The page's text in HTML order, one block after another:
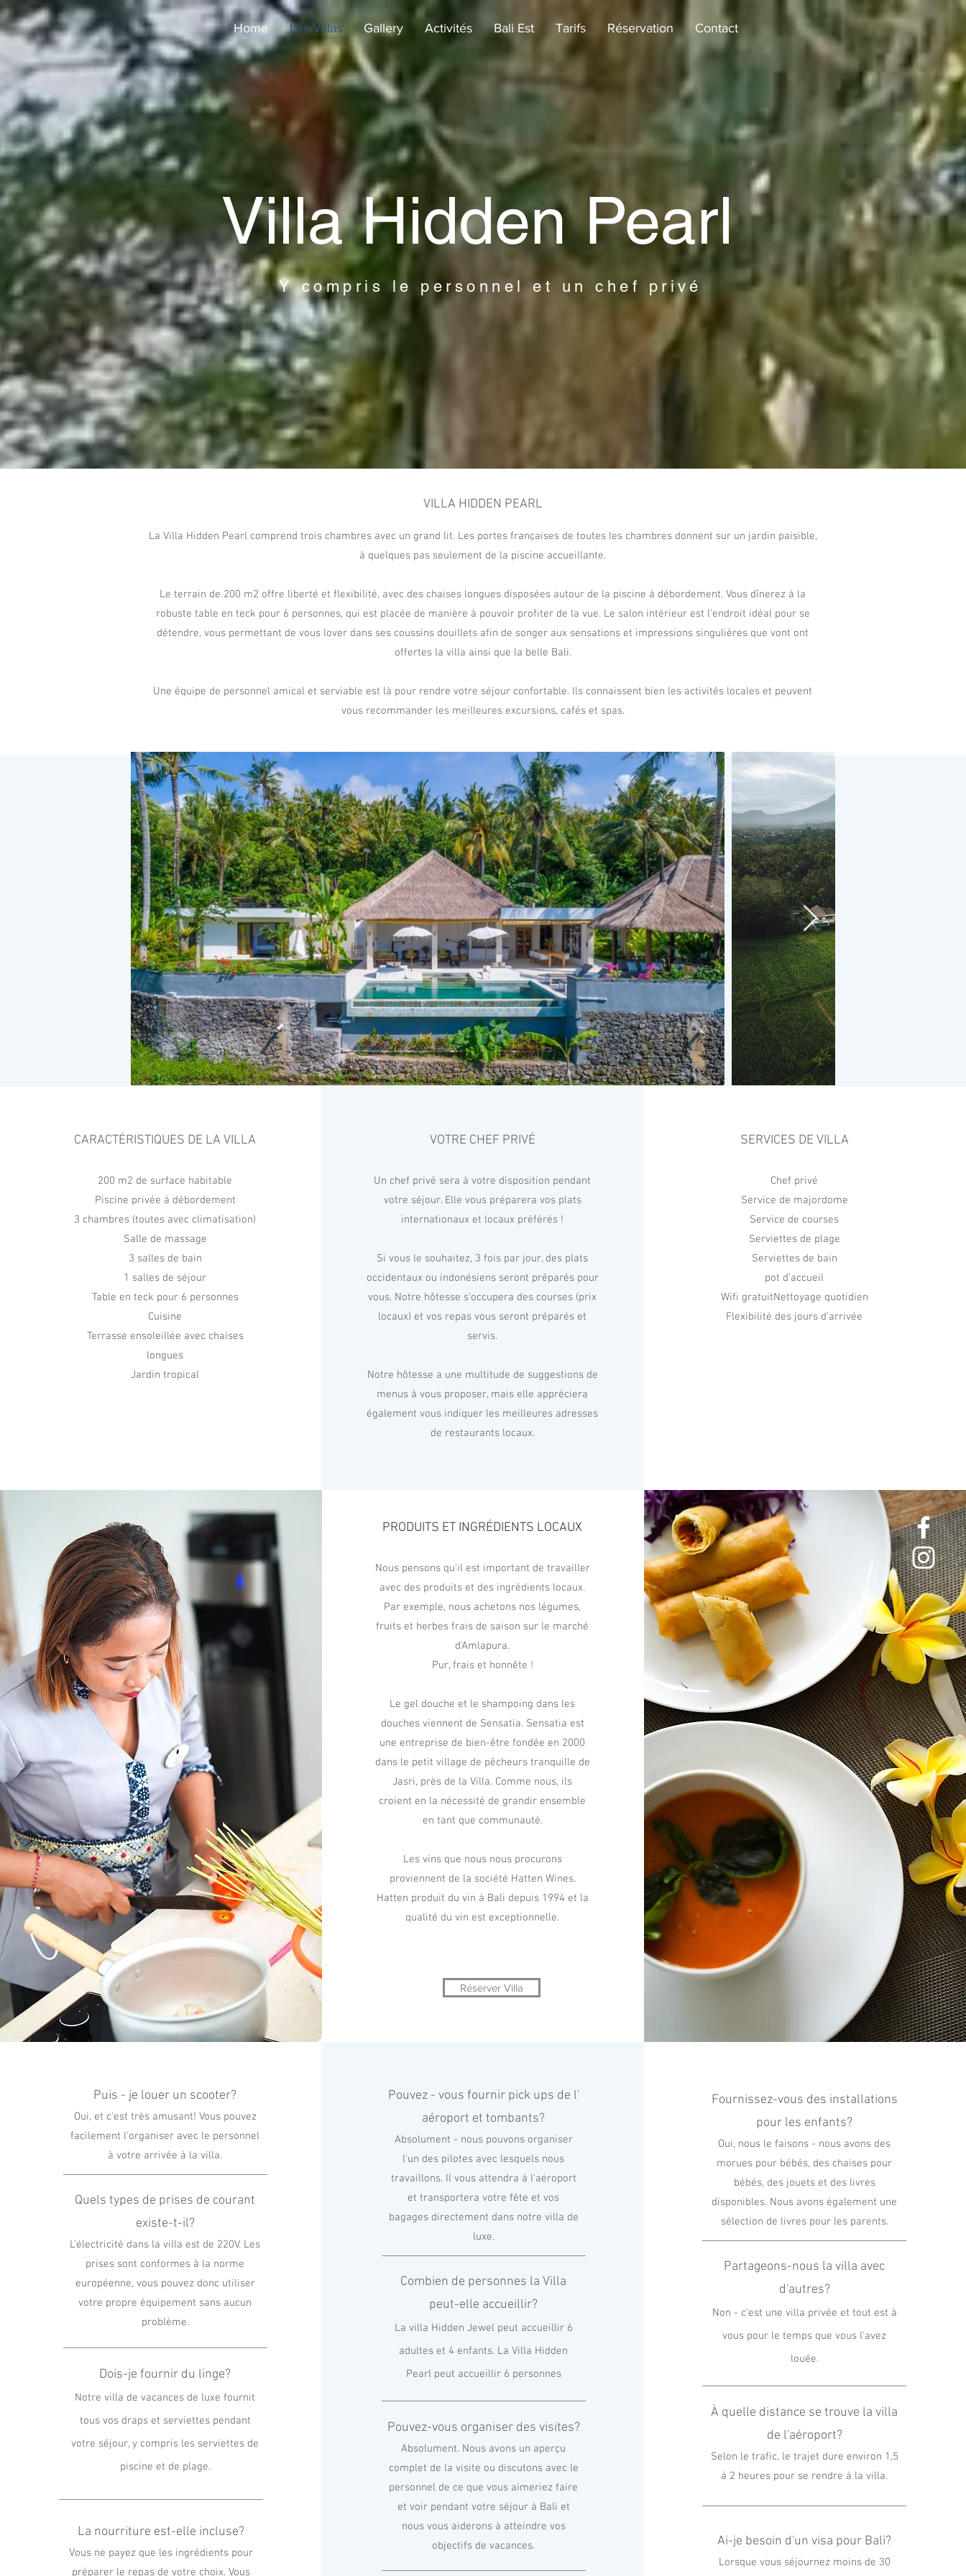
Home Les Villas Gallery Activités Bali Est Tarifs Réservation Contact
Villa Hidden Pearl
Y compris le personnel et un chef privé
VILLA HIDDEN PEARL
La Villa Hidden Pearl comprend trois chambres avec un grand lit. Les portes françaises de toutes les chambres donnent sur un jardin paisible,
à quelques pas seulement de la piscine accueillante.
Le terrain de 200 m2 offre liberté et flexibilité, avec des chaises longues disposées autour de la piscine à débordement. Vous dînerez à la
robuste table en teck pour 6 personnes, qui est placée de manière à pouvoir profiter de la vue. Le salon intérieur est l'endroit idéal pour se
détendre, vous permettant de vous lover dans ses coussins douillets afin de songer aux sensations et impressions singulières que vont ont
offertes la villa ainsi que la belle Bali.
Une équipe de personnel amical et serviable est là pour rendre votre séjour confortable. Ils connaissent bien les activités locales et peuvent
vous recommander les meilleures excursions, cafés et spas.
Exploring east Bali is one of the island's great pleasures. Rice terraces spill down hillsides, white sand beaches and traditional villages are barely
touched by modernity. Temples, palaces and whimsically designed water gardens are dotted throughout the landscape
neighborhood.
Villa Hanya Indah is the perfectly situated to discover Bali in all of it's beauty.
Start exploring
CARACTÉRISTIQUES DE LA VILLA
200 m2 de surface habitable
Piscine privée à débordement
3 chambres (toutes avec climatisation)
Salle de massage
3 salles de bain
1 salles de séjour
Table en teck pour 6 personnes
Cuisine
Terrasse ensoleillée avec chaises
longues
Jardin tropical
VOTRE CHEF PRIVÉ
Un chef privé sera à votre disposition pendant
votre séjour. Elle vous préparera vos plats
internationaux et locaux préférés !
Si vous le souhaitez, 3 fois par jour, des plats
occidentaux ou indonésiens seront préparés pour
vous. Notre hôtesse s'occupera des courses (prix
locaux) et vos repas vous seront préparés et
servis.
Notre hôtesse a une multitude de suggestions de
menus à vous proposer, mais elle appréciera
également vous indiquer les meilleures adresses
de restaurants locaux.
SERVICES DE VILLA
Chef privé
Service de majordome
Service de courses
Serviettes de plage
Serviettes de bain
pot d'accueil
Wifi gratuitNettoyage quotidien
Flexibilité des jours d'arrivée
PRODUITS ET INGRÉDIENTS LOCAUX
Nous pensons qu'il est important de travailler
avec des produits et des ingrédients locaux.
Par exemple, nous achetons nos légumes,
fruits et herbes frais de saison sur le marché
d'Amlapura.
Pur, frais et honnête !
Le gel douche et le shampoing dans les
douches viennent de Sensatia. Sensatia est
une entreprise de bien-être fondée en 2000
dans le petit village de pêcheurs tranquille de
Jasri, près de la Villa. Comme nous, ils
croient en la nécessité de grandir ensemble
en tant que communauté.
Les vins que nous nous procurons
proviennent de la société Hatten Wines.
Hatten produit du vin à Bali depuis 1994 et la
qualité du vin est exceptionnelle.
Réserver Villa
Puis - je louer un scooter?
Oui, et c'est très amusant! Vous pouvez
facilement l'organiser avec le personnel
à votre arrivée à la villa.
Quels types de prises de courant
existe-t-il?
L'électricité dans la villa est de 220V. Les
prises sont conformes à la norme
européenne, vous pouvez donc utiliser
votre propre équipement sans aucun
problème.
Dois-je fournir du linge?
Notre villa de vacances de luxe fournit
tous vos draps et serviettes pendant
votre séjour, y compris les serviettes de
piscine et de plage.
La nourriture est-elle incluse?
Vous ne payez que les ingrédients pour
préparer le repas de votre choix. Vous
Pouvez- vous fournir pick ups de l'
aéroport et tombants?
Absolument - nous pouvons organiser
l'un des pilotes avec lesquels nous
travaillons. Il vous attendra à l'aéroport
et transportera votre fête et vos
bagages directement dans notre villa de
luxe.
Combien de personnes la Villa
peut-elle accueillir?
La villa Hidden Jewel peut accueillir 6
adultes et 4 enfants. La Villa Hidden
Pearl peut accueillir 6 personnes
Pouvez-vous organiser des visites?
Absolument. Nous avons un aperçu
complet de la visite ou discutons avec le
personnel de ce que vous aimeriez faire
et voir pendant votre séjour à Bali et
nous vous aiderons à atteindre vos
objectifs de vacances.
Fournissez-vous des installations
pour les enfants?
Oui, nous le faisons - nous avons des
morues pour bébés, des chaises pour
bébés, des jouets et des livres
disponibles. Nous avons également une
sélection de livres pour les parents.
Partageons-nous la villa avec
d'autres?
Non - c'est une villa privée et tout est à
vous pour le temps que vous l'avez
louée.
À quelle distance se trouve la villa
de l'aéroport?
Selon le trafic, le trajet dure environ 1,5
à 2 heures pour se rendre à la villa.
Ai-je besoin d'un visa pour Bali?
Lorsque vous séjournez moins de 30